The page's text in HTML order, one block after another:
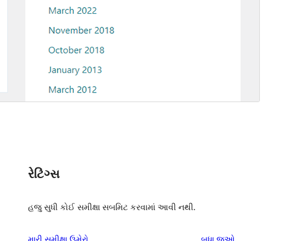
રેટિંગ્સ
હજુ સુધી કોઈ સમીક્ષા સબમિટ કરવામાં આવી નથી.
મારી સમીક્ષા ઉમેરો બધા સમીક્ષાઓ
જુઓ